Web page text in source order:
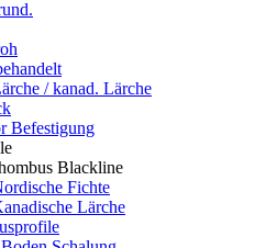
/ kanad. Lärche
Befestigung
Blackline
Fichte
Lärche